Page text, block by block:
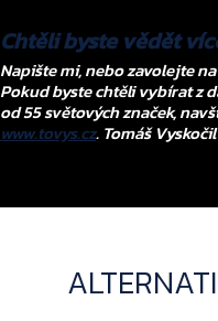
Chtěli byste vědět
Napište mi, nebo zavolejte
Pokud byste chtěli vybírat z
od 55 světových značek,
www.tovys.cz. Tomáš Vyskočil